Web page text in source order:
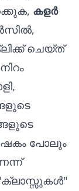
കളർ
ചെയ്ത്
പോലും